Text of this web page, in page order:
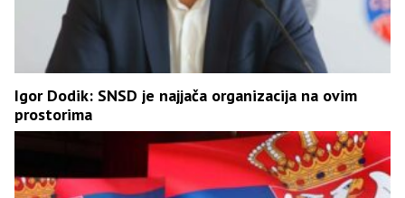
Igor Dodik: SNSD je najjača organizacija na ovim
prostorima